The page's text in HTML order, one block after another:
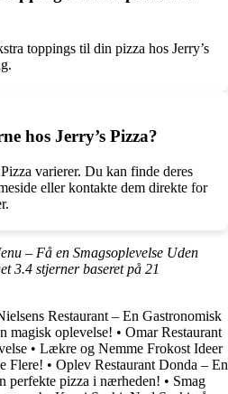
toppings til din pizza hos Jerry’s
hos Jerry’s Pizza?
varierer. Du kan finde deres
eller kontakte dem direkte for
– Få en Smagsoplevelse Uden
3.4 stjerner baseret på 21
Restaurant – En Gastronomisk
magisk oplevelse! • Omar Restaurant
• Lækre og Nemme Frokost Ideer
Flere! • Oplev Restaurant Donda – En
perfekte pizza i nærheden! • Smag